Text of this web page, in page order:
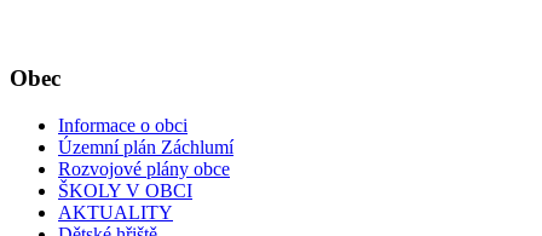
Obec
Informace o obci
Územní plán Záchlumí
Rozvojové plány obce
ŠKOLY V OBCI
AKTUALITY